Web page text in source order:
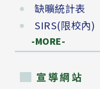
缺曠統計表
SIRS(限校內)
-MORE-
宣導網站